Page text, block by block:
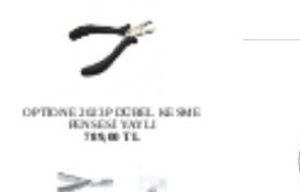
OPTİONE 2023P DÜBEL KESME
OPTİONE 2022P DÜBEL KESME